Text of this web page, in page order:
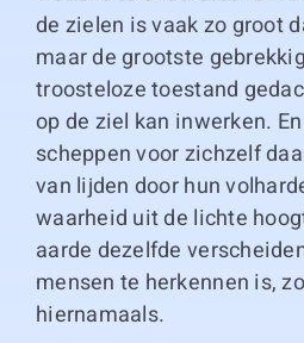
de zielen is vaak zo groot
maar de grootste
troosteloze toestand
op de ziel kan inwerken.
scheppen voor zichzelf
van lijden door hun
waarheid uit de lichte
aarde dezelfde
mensen te herkennen is,
hiernamaals.